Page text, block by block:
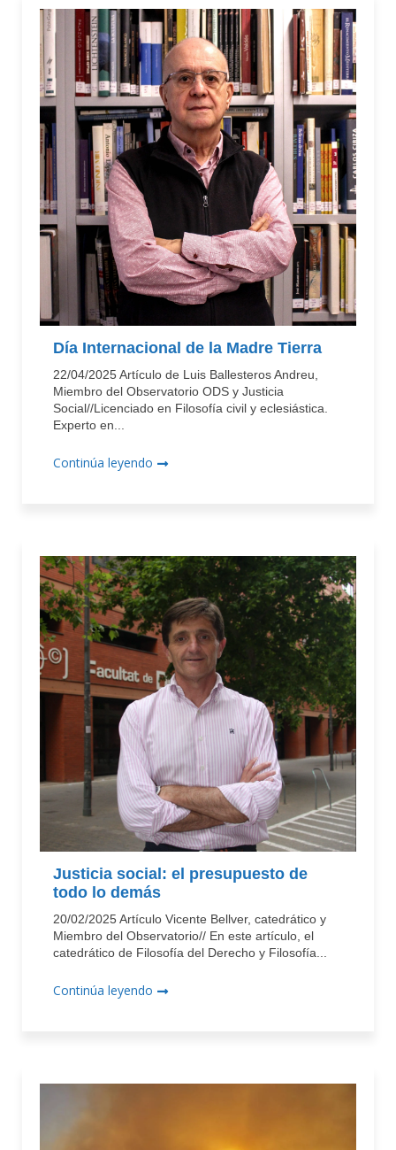
Día Internacional de la Madre Tierra
22/04/2025 Artículo de Luis Ballesteros Andreu,
Miembro del Observatorio ODS y Justicia
Social//Licenciado en Filosofía civil y eclesiástica.
Experto en...
Continúa leyendo
Justicia social: el presupuesto de
todo lo demás
20/02/2025 Artículo Vicente Bellver, catedrático y
Miembro del Observatorio// En este artículo, el
catedrático de Filosofía del Derecho y Filosofía...
Continúa leyendo